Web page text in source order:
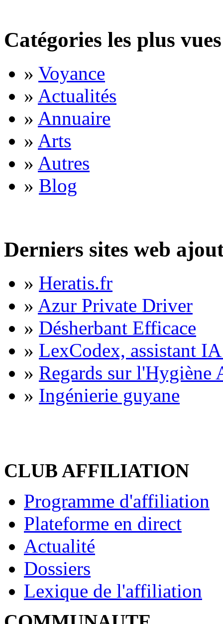
Catégories les plus vues
» Voyance
» Actualités
» Annuaire
» Arts
» Autres
» Blog
Derniers sites web
» Heratis.fr
» Azur Private Driver
» Désherbant Efficace
» LexCodex, assistant
» Regards sur l'Hygiène
» Ingénierie guyane
CLUB AFFILIATION
Programme d'affiliation
Plateforme en direct
Actualité
Dossiers
Lexique de l'affiliation